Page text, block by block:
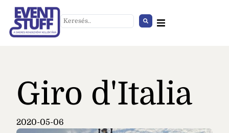
Giro d'Italia
2020-05-06